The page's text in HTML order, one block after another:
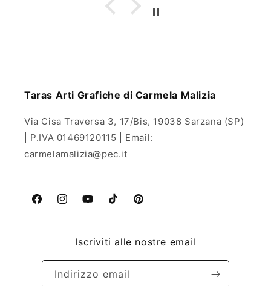
Taras Arti Grafiche di Carmela Malizia
Via Cisa Traversa 3, 17/Bis, 19038 Sarzana (SP)
| P.IVA 01469120115 | Email:
carmelamalizia@pec.it
FacebookInstagramYouTubeTikTokPinterest
Iscriviti alle nostre email
Indirizzo email